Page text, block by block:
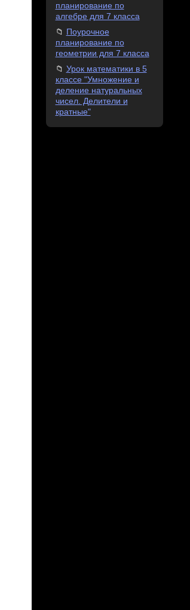
планирование по
алгебре для 7 класса
Поурочное
планирование по
геометрии для 7 класса
Урок математики в 5
классе "Умножение и
деление натуральных
чисел. Делители и
кратные"